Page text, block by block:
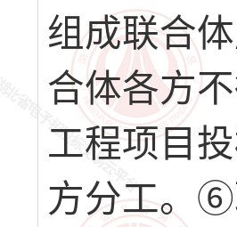
组成联合
合体各方
工程项目
方分工。⑥